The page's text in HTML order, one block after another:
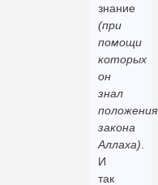
знание
(при
помощи
которых
он
знал
положения
закона
Аллаха)
И
так